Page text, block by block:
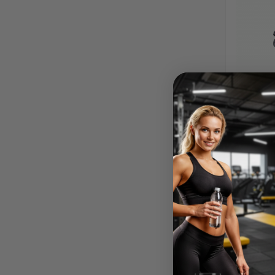
kg,
89,50 €